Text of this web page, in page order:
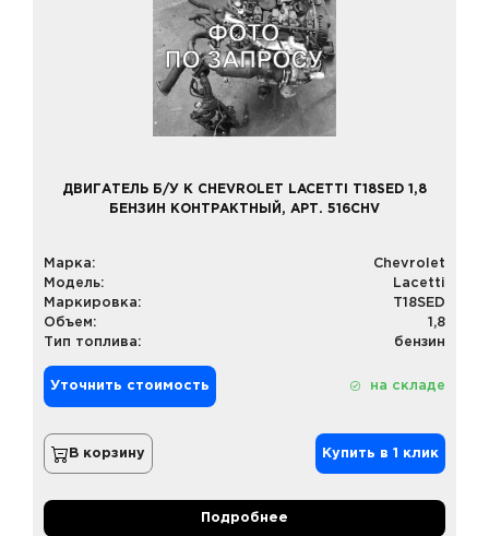
ДВИГАТЕЛЬ Б/У К CHEVROLET LACETTI T18SED 1,8
БЕНЗИН КОНТРАКТНЫЙ, АРТ. 516CHV
Марка:
Chevrolet
Модель:
Lacetti
Маркировка:
T18SED
Объем:
1,8
Тип топлива:
бензин
Уточнить стоимость на складе
В корзину Купить в 1 клик
Подробнее